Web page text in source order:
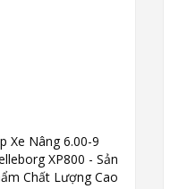
Xe Nâng 6.00-9
XP800 - Sản
Chất Lượng Cao